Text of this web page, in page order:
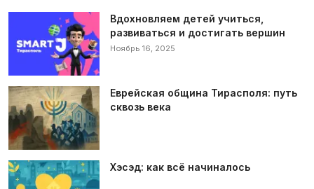
Вдохновляем детей учиться,
развиваться и достигать вершин
Ноябрь 16, 2025
Еврейская община Тирасполя: путь
сквозь века
Хэсэд: как всё начиналось